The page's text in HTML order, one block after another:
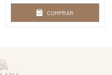
COMPRAR